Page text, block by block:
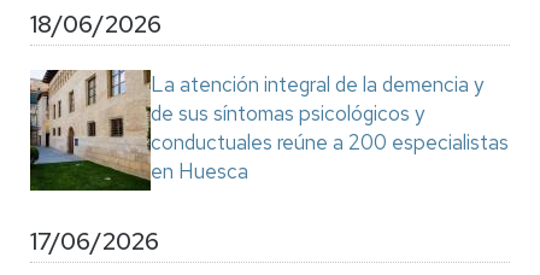
18/06/2026
La atención integral de la demencia y
de sus síntomas psicológicos y
conductuales reúne a 200 especialistas
en Huesca
17/06/2026